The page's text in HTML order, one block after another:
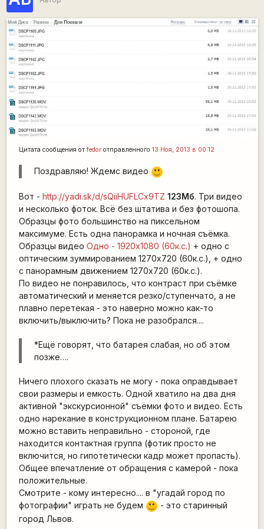
Цитата сообщения от fedorотправленного 13 Ноя, 2013 в 00:12
Поздравляю! Ждемс видео :)
Вот - http://yadi.sk/d/sQiiHUFLCx9TZ 123Мб. Три видео
и несколько фоток. Всё без штатива и без фотошопа.
Образцы фото большинство на пиксельном
максимуме. Есть одна панорамка и ночная съёмка.
Образцы видео Одно - 1920х1080 (60к.с.) + одно с
оптическим зуммированием 1270х720 (60к.с.), + одно
с панорамным движением 1270х720 (60к.с.).
По видео не понравилось, что контраст при съёмке
автоматический и меняется резко/ступенчато, а не
плавно перетекая - это наверно можно как-то
включить/выключить? Пока не разобрался....
*Ещё говорят, что батарея слабая, но об этом
позже….
Ничего плохого сказать не могу - пока оправдывает
свои размеры и емкость. Одной хватило на два дня
активной "экскурсионной" съёмки фото и видео. Есть
одно нарекание в конструкционном плане. Батарею
можно вставить неправильно - стороной, где
находится контактная группа (фотик просто не
включится, но гипотетически кадр может пропасть).
Общее впечатление от обращения с камерой - пока
положительные.
Смотрите - кому интересно.... в "угадай город по
фотографии" играть не будем
:)
- это старинный
город Львов.